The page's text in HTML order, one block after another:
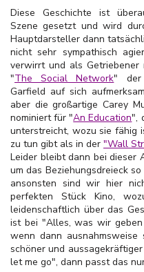
Diese Geschichte ist
Szene gesetzt und wird
Hauptdarsteller dann
nicht sehr sympathisch
verwirrt und als
"The Social Network" der
Garfield auf sich
aber die großartige Carey
nominiert für "An Education",
unterstreicht, wozu sie fähig
zu tun gibt als in der "Wall
Leider bleibt dann bei dieser
um das Beziehungsdreieck
ansonsten sind wir hier
perfekten Stück Kino,
leidenschaftlich über das
ist bei "Alles, was wir
wenn dann
schöner und
let me go", dann passt das